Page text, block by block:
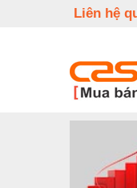
Liên hệ